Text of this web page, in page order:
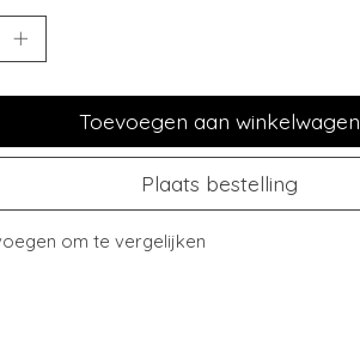
Toevoegen aan winkelwagen
Plaats bestelling
om te vergelijken